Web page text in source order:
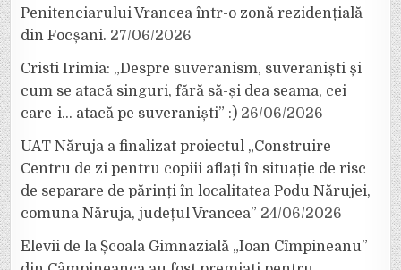
Penitenciarului Vrancea într-o zonă rezidențială
din Focșani. 27/06/2026
Cristi Irimia: „Despre suveranism, suveraniști și
cum se atacă singuri, fără să-și dea seama, cei
care-i… atacă pe suveraniști” :) 26/06/2026
UAT Năruja a finalizat proiectul „Construire
Centru de zi pentru copiii aflați în situație de risc
de separare de părinți în localitatea Podu Nărujei,
comuna Năruja, județul Vrancea” 24/06/2026
Elevii de la Școala Gimnazială „Ioan Cîmpineanu”